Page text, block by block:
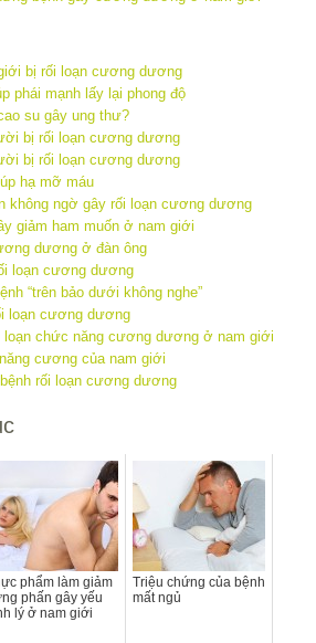
bị rối loạn cương dương
phái mạnh lấy lại phong độ
su gây ung thư?
bị rối loạn cương dương
bị rối loạn cương dương
hạ mỡ máu
không ngờ gây rối loạn cương dương
giảm ham muốn ở nam giới
dương ở đàn ông
loạn cương dương
“trên bảo dưới không nghe”
loạn cương dương
loạn chức năng cương dương ở nam giới
cương của nam giới
rối loạn cương dương
phẩm làm giảm
phấn gây yếu
lý ở nam giới
Triệu chứng của bệnh
mất ngủ